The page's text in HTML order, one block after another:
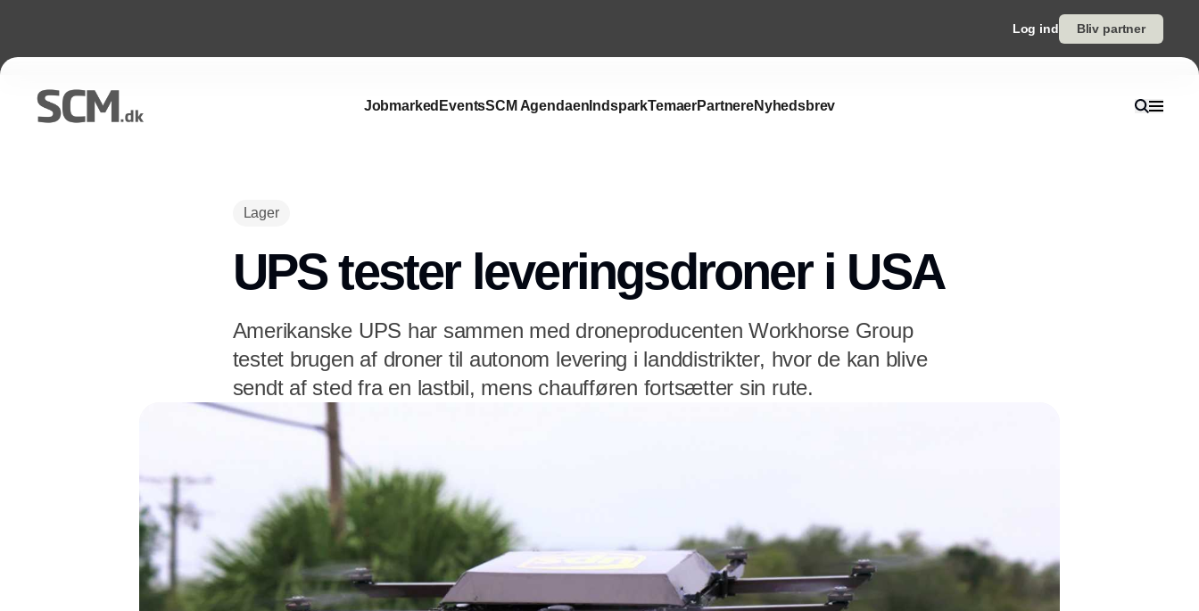
Log ind Bliv partner
Jobmarked EventsSCM Agendaen IndsparkTemaerPartnereNyhedsbrev
Lager
UPS tester leveringsdroner i USA
Amerikanske UPS har sammen med droneproducenten Workhorse Group
testet brugen af droner til autonom levering i landdistrikter, hvor de kan blive
sendt af sted fra en lastbil, mens chaufføren fortsætter sin rute.